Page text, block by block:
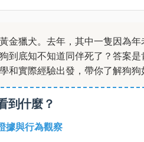
金獵犬。去年，其中一隻因為
到底知不知道同伴死了？答案
和實際經驗出發，帶你了解狗狗
到什麼？
據與行為觀察